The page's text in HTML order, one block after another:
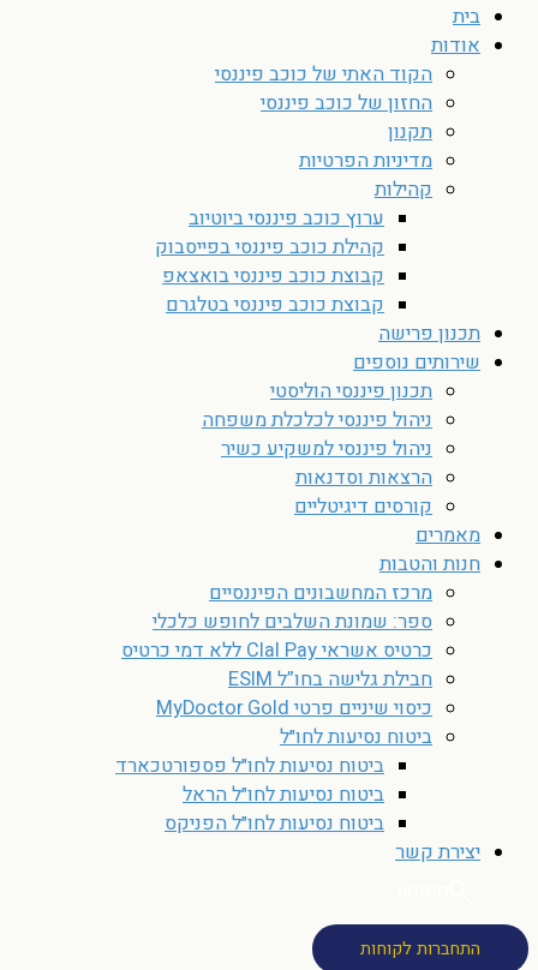
בית
אודות
הקוד האתי של כוכב פיננסי
החזון של כוכב פיננסי
תקנון
מדיניות הפרטיות
קהילות
ערוץ כוכב פיננסי ביוטיוב
קהילת כוכב פיננסי בפייסבוק
קבוצת כוכב פיננסי בואצאפ
קבוצת כוכב פיננסי בטלגרם
תכנון פרישה
שירותים נוספים
תכנון פיננסי הוליסטי
ניהול פיננסי לכלכלת משפחה
ניהול פיננסי למשקיע כשיר
הרצאות וסדנאות
קורסים דיגיטליים
מאמרים
חנות והטבות
מרכז המחשבונים הפיננסיים
ספר: שמונת השלבים לחופש כלכלי
כרטיס אשראי Clal Pay ללא דמי כרטיס
חבילת גלישה בחו”ל ESIM
כיסוי שיניים פרטי MyDoctor Gold
ביטוח נסיעות לחו״ל
ביטוח נסיעות לחו״ל פספורטכארד
ביטוח נסיעות לחו״ל הראל
ביטוח נסיעות לחו״ל הפניקס
יצירת קשר
התחברות לקוחות